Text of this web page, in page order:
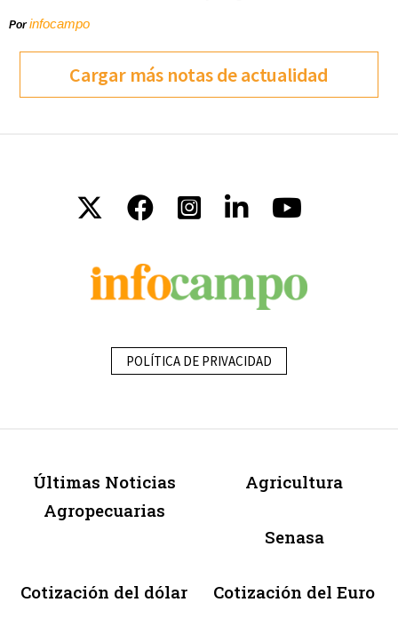
Porinfocampo
Cargar más notas de actualidad
POLÍTICA DE PRIVACIDAD
Últimas Noticias
Agropecuarias
Agricultura
Senasa
Cotización del dólar Cotización del Euro